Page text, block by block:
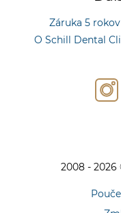
Záruka 5 rokov
O Schill Dental
2008 - 2026